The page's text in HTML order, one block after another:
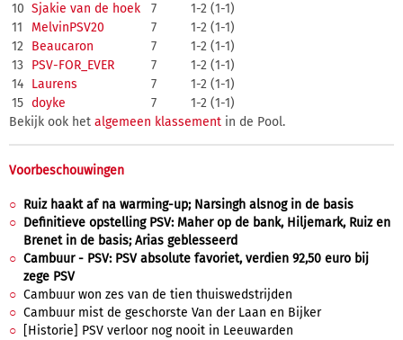
10 Sjakie van de hoek 7
1-2 (1-1)
11
MelvinPSV20 7
1-2 (1-1)
12 Beaucaron 7
1-2 (1-1)
13 PSV-FOR_EVER 7
1-2 (1-1)
14 Laurens 7
1-2 (1-1)
15 doyke 7
1-2 (1-1)
Bekijk ook het algemeen klassement in de Pool.
Voorbeschouwingen
Ruiz haakt af na warming-up; Narsingh alsnog in de basis
Definitieve opstelling PSV: Maher op de bank, Hiljemark, Ruiz en
Brenet in de basis; Arias geblesseerd
Cambuur - PSV: PSV absolute favoriet, verdien 92,50 euro bij
zege PSV
Cambuur won zes van de tien thuiswedstrijden
Cambuur mist de geschorste Van der Laan en Bijker
[Historie] PSV verloor nog nooit in Leeuwarden